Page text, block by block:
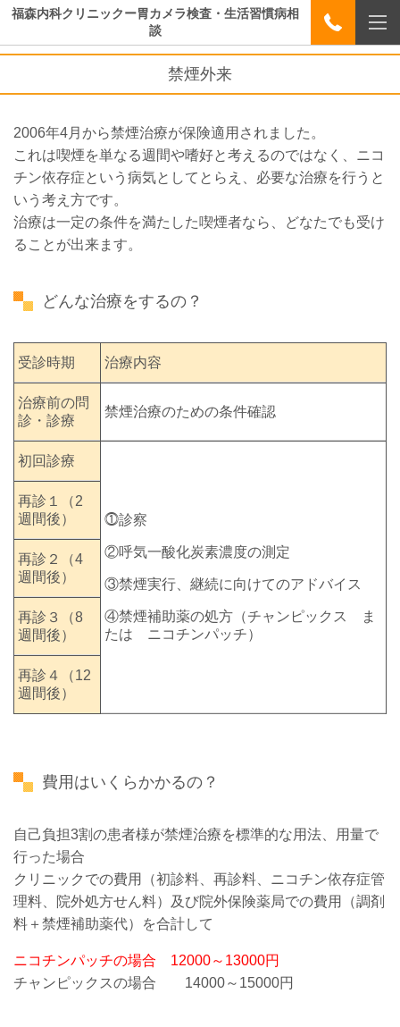
福森内科クリニックー胃カメラ検査・生活習慣病相
談
禁煙外来
2006年4月から禁煙治療が保険適用されました。
これは喫煙を単なる週間や嗜好と考えるのではなく、ニコ
チン依存症という病気としてとらえ、必要な治療を行うと
いう考え方です。
治療は一定の条件を満たした喫煙者なら、どなたでも受け
ることが出来ます。
どんな治療をするの？
受診時期 治療内容
治療前の問
診・診療
禁煙治療のための条件確認
初回診療
⓵診察
②呼気一酸化炭素濃度の測定
③禁煙実行、継続に向けてのアドバイス
④禁煙補助薬の処方（チャンピックス ま
たは ニコチンパッチ）
再診１（2
週間後）
再診２（4
週間後）
再診３（8
週間後）
再診４（12
週間後）
費用はいくらかかるの？
自己負担3割の患者様が禁煙治療を標準的な用法、用量で
行った場合
クリニックでの費用（初診料、再診料、ニコチン依存症管
理料、院外処方せん料）及び院外保険薬局での費用（調剤
料＋禁煙補助薬代）を合計して
ニコチンパッチの場合 12000～13000円
チャンピックスの場合 14000～15000円